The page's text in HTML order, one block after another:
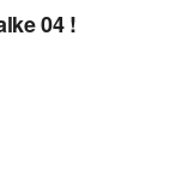
04 !